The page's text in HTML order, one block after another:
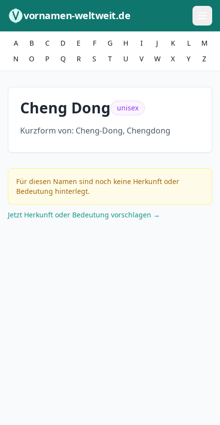
vornamen-weltweit.de
A B C D E F G H I J K L
M
N
O P Q R S T U V W X Y Z
Cheng Dong unisex
Kurzform von: Cheng-Dong, Chengdong
Für diesen Namen sind noch keine Herkunft oder
Bedeutung hinterlegt.
Jetzt Herkunft oder Bedeutung vorschlagen →